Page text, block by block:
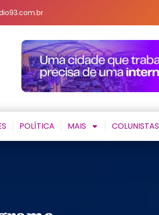
POLÍTICA MAIS COLUNISTAS